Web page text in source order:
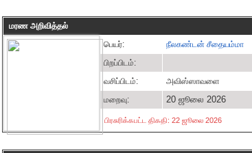
மரண அறிவித்தல்
பெயர்:
நீலகண்டன் சீதையம்மா
பிறப்பிடம்:
வசிப்பிடம்:
அவிஸ்ஸாவளை
மறைவு:
20 ஜூலை 2026
பிரசுரிக்கபட்ட திகதி: 22 ஜூலை 2026